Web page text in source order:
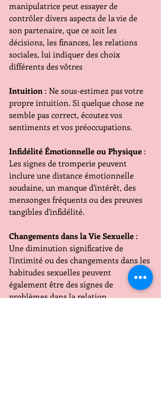
manipulatrice peut essayer de
contrôler divers aspects de la vie de
son partenaire, que ce soit les
décisions, les finances, les relations
sociales, lui indiquer des choix
différents des vôtres
Intuition : Ne sous-estimez pas votre
propre intuition. Si quelque chose ne
semble pas correct, écoutez vos
sentiments et vos préoccupations.
Infidélité Émotionnelle ou Physique :
Les signes de tromperie peuvent
inclure une distance émotionnelle
soudaine, un manque d'intérêt, des
mensonges fréquents ou des preuves
tangibles d'infidélité.
Changements dans la Vie Sexuelle :
Une diminution significative de
l'intimité ou des changements dans les
habitudes sexuelles peuvent
également être des signes de
problèmes dans la relation.